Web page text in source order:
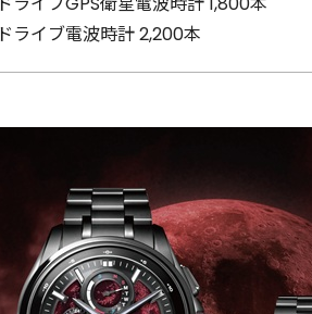
ライブ電波時計 2,200本